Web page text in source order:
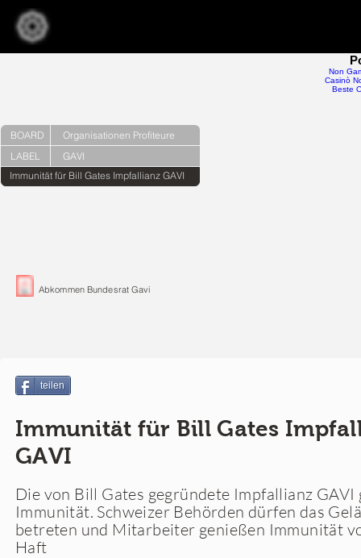
BOARD
Organisationen Profiteure
LABEL
GAVI
Immunität für Bill Gates Impfallianz GAVI
Abkommen Bundesrat Gavi
teilen
Immunität für Bill Gates
GAVI
Die von Bill Gates gegründete Impfallianz
Immunität. Schweizer Behörden dürfen das
betreten und Mitarbeiter genießen Immunität
Haft
Non
Casinò
Beste